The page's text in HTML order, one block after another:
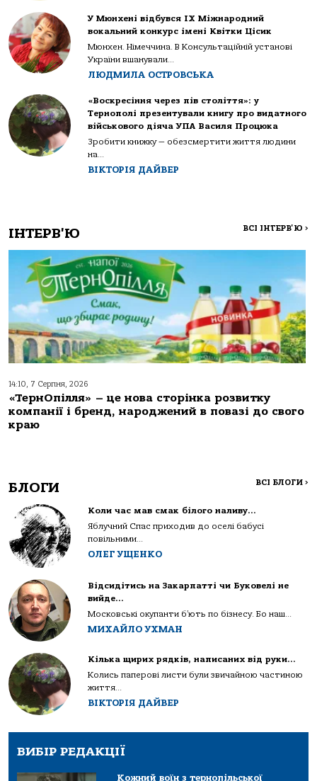
У Мюнхені відбувся IX Міжнародний
вокальний конкурс імені Квітки Цісик
Мюнхен. Німеччина. В Консультаційній установі
України вшанували...
ЛЮДМИЛА ОСТРОВСЬКА
«Воскресіння через пів століття»: у
Тернополі презентували книгу про видатного
військового діяча УПА Василя Процюка
Зробити книжку — обезсмертити життя людини
на...
ВІКТОРІЯ ДАЙВЕР
ІНТЕРВ'Ю ВСІ ІНТЕРВ'Ю >
14:10, 7 Серпня, 2026
«ТернОпілля» – це нова сторінка розвитку
компанії і бренд, народжений в повазі до свого
краю
БЛОГИ ВСІ БЛОГИ >
Коли час мав смак білого наливу…
Яблучний Спас приходив до оселі бабусі
повільними...
ОЛЕГ УЩЕНКО
Відсидітись на Закарпатті чи Буковелі не
вийде…
Московські окупанти б’ють по бізнесу. Бо наш...
МИХАЙЛО УХМАН
Кілька щирих рядків, написаних від руки…
Колись паперові листи були звичайною частиною
життя...
ВІКТОРІЯ ДАЙВЕР
ВИБІР РЕДАКЦІЇ
Кожний воїн з тернопільської